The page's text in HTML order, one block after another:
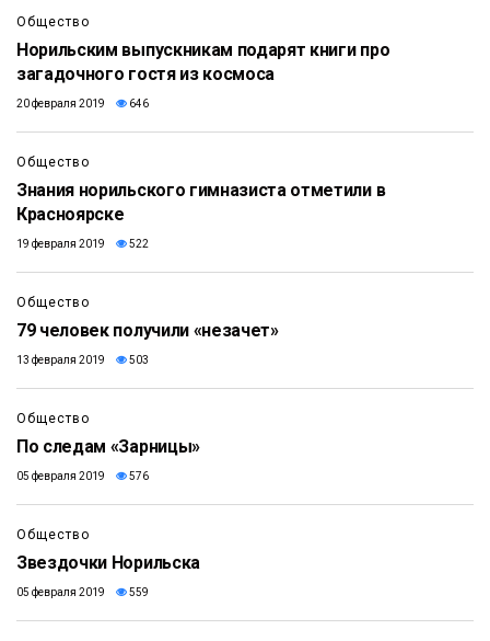
Общество
Норильским выпускникам подарят книги про
загадочного гостя из космоса
20 февраля 2019 646
Общество
Знания норильского гимназиста отметили в
Красноярске
19 февраля 2019 522
Общество
79 человек получили «незачет»
13 февраля 2019 503
Общество
По следам «Зарницы»
05 февраля 2019 576
Общество
Звездочки Норильска
05 февраля 2019 559